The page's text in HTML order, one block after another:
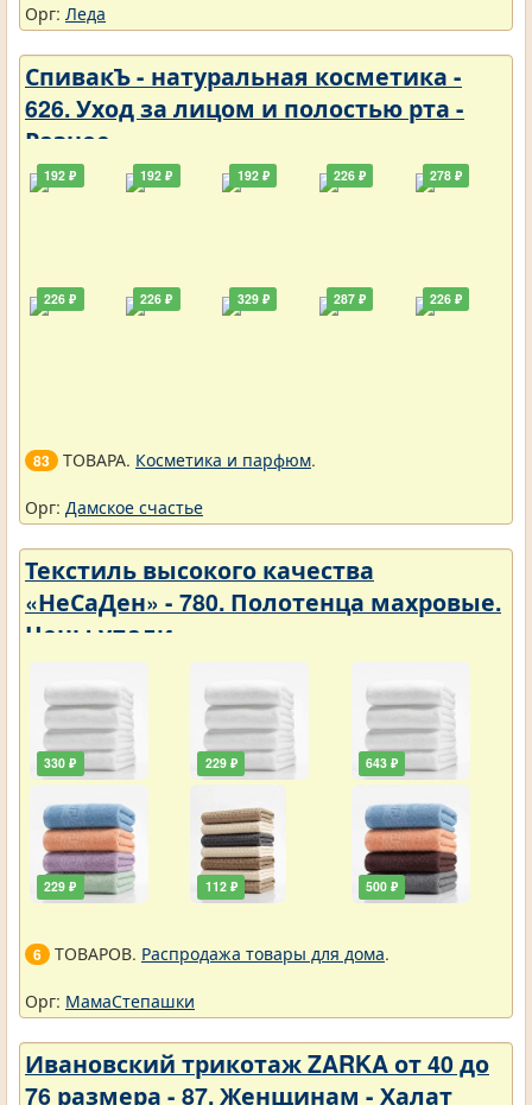
Орг: Леда
СпивакЪ - натуральная косметика -
626. Уход за лицом и полостью рта -
Разное
192 ₽
226 ₽
192 ₽
226 ₽
192 ₽
329 ₽
226 ₽
287 ₽
278 ₽
226 ₽
83 ТОВАРА. Косметика и парфюм.
Орг: Дамское счастье
Текстиль высокого качества
«НеСаДен» - 780. Полотенца махровые.
Цены упали
330 ₽
229 ₽
229 ₽
112 ₽
643 ₽
500 ₽
6 ТОВАРОВ. Распродажа товары для дома.
Орг: МамаСтепашки
Ивановский трикотаж ZARKA от 40 до
76 размера - 87. Женщинам - Халат